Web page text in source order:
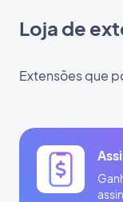
Loja de
Extensões que